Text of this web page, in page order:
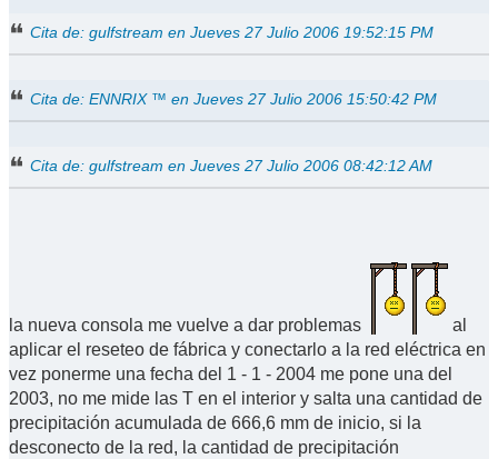
Cita de: gulfstream en Jueves 27 Julio 2006 19:52:15 PM
Cita de: ENNRIX ™ en Jueves 27 Julio 2006 15:50:42 PM
Cita de: gulfstream en Jueves 27 Julio 2006 08:42:12 AM
la nueva consola me vuelve a dar problemas
al
aplicar el reseteo de fábrica y conectarlo a la red eléctrica en
vez ponerme una fecha del 1 - 1 - 2004 me pone una del
2003, no me mide las T en el interior y salta una cantidad de
precipitación acumulada de 666,6 mm de inicio, si la
desconecto de la red, la cantidad de precipitación